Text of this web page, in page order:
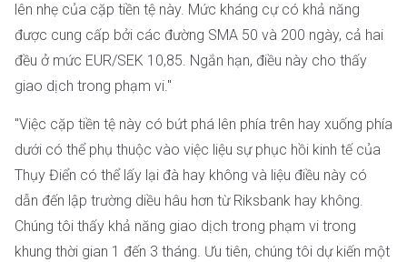
lên nhẹ của cặp tiền tệ này. Mức kháng cự có khả năng
được cung cấp bởi các đường SMA 50 và 200 ngày, cả hai
đều ở mức EUR/SEK 10,85. Ngắn hạn, điều này cho thấy
giao dịch trong phạm vi."
"Việc cặp tiền tệ này có bứt phá lên phía trên hay xuống phía
dưới có thể phụ thuộc vào việc liệu sự phục hồi kinh tế của
Thụy Điển có thể lấy lại đà hay không và liệu điều này có
dẫn đến lập trường diều hâu hơn từ Riksbank hay không.
Chúng tôi thấy khả năng giao dịch trong phạm vi trong
khung thời gian 1 đến 3 tháng. Ưu tiên, chúng tôi dự kiến một